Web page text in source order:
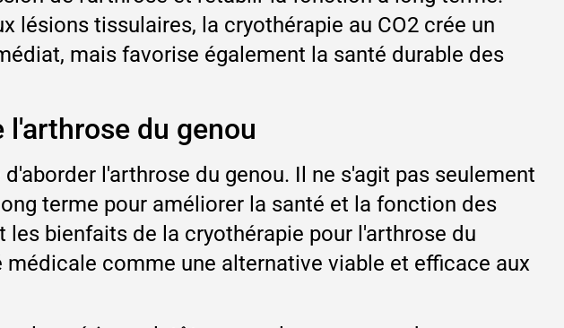
lésions tissulaires, la cryothérapie au CO2 crée un
mais favorise également la santé durable des
du genou
l'arthrose du genou. Il ne s'agit pas seulement
terme pour améliorer la santé et la fonction des
bienfaits de la cryothérapie pour l'arthrose du
comme une alternative viable et efficace aux